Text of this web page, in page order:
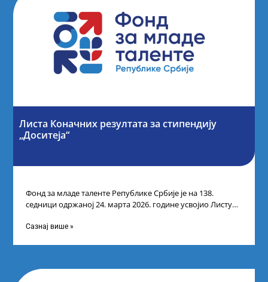
Листа Коначних резултата за стипендију
„Доситеја“
Фонд за младе таленте Републике Србије је на 138.
седници одржаној 24. марта 2026. године усвојио Листу
Сазнај више »